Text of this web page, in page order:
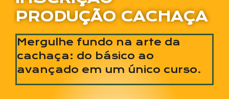
PRODUÇÃO CACHAÇA
Mergulhe fundo na arte da
cachaça: do básico ao
avançado em um único curso.